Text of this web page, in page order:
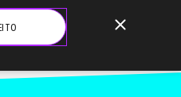
close